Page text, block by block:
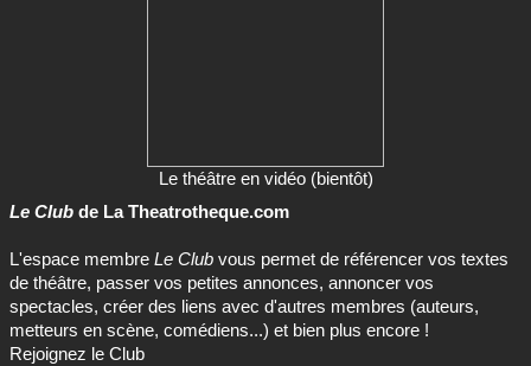
Le théâtre en vidéo (bientôt)
Le Club de La Theatrotheque.com
L'espace membre Le Club vous permet de référencer vos textes
de théâtre, passer vos petites annonces, annoncer vos
spectacles, créer des liens avec d'autres membres (auteurs,
metteurs en scène, comédiens...) et bien plus encore !
Rejoignez le Club